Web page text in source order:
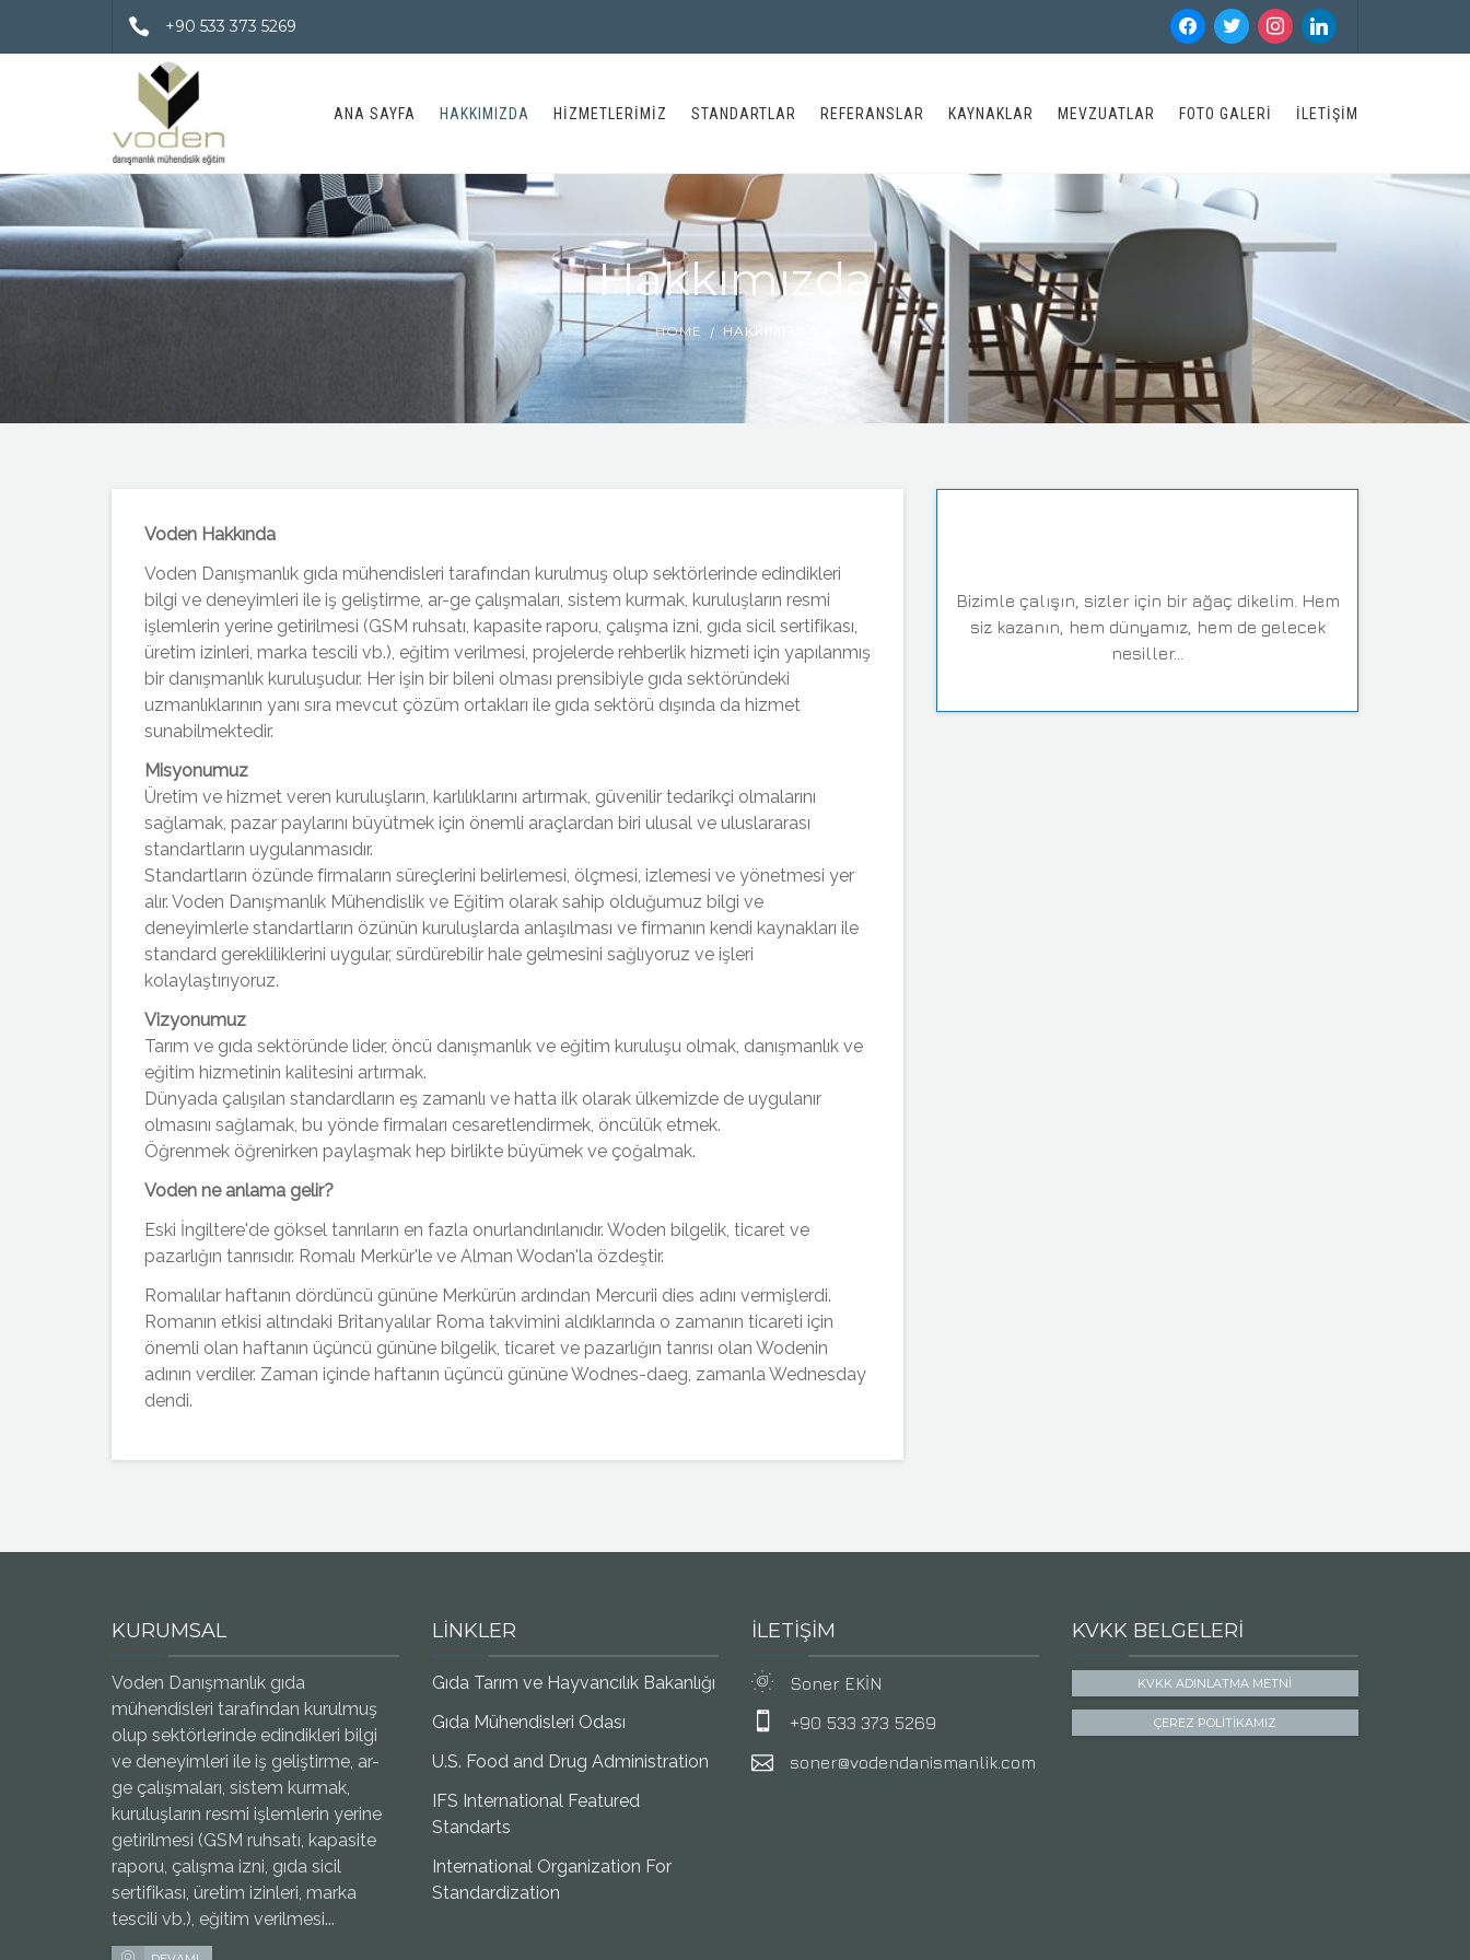
+90 533 373 5269
ANA SAYFA HAKKIMIZDA HIZMETLERIMIZ STANDARTLAR REFERANSLAR KAYNAKLAR MEVZUATLAR FOTO GALERI İLETIŞIM
Hakkımızda
HOME HAKKIMIZDA
Voden Hakkında
Voden Danışmanlık gıda mühendisleri tarafından kurulmuş olup sektörlerinde edindikleri
bilgi ve deneyimleri ile iş geliştirme, ar-ge çalışmaları, sistem kurmak, kuruluşların resmi
işlemlerin yerine getirilmesi (GSM ruhsatı, kapasite raporu, çalışma izni, gıda sicil sertifikası,
üretim izinleri, marka tescili vb.), eğitim verilmesi, projelerde rehberlik hizmeti için yapılanmış
bir danışmanlık kuruluşudur. Her işin bir bileni olması prensibiyle gıda sektöründeki
uzmanlıklarının yanı sıra mevcut çözüm ortakları ile gıda sektörü dışında da hizmet
sunabilmektedir.
Misyonumuz
Üretim ve hizmet veren kuruluşların, karlılıklarını artırmak, güvenilir tedarikçi olmalarını
sağlamak, pazar paylarını büyütmek için önemli araçlardan biri ulusal ve uluslararası
standartların uygulanmasıdır.
Standartların özünde firmaların süreçlerini belirlemesi, ölçmesi, izlemesi ve yönetmesi yer
alır. Voden Danışmanlık Mühendislik ve Eğitim olarak sahip olduğumuz bilgi ve
deneyimlerle standartların özünün kuruluşlarda anlaşılması ve firmanın kendi kaynakları ile
standard gerekliliklerini uygular, sürdürebilir hale gelmesini sağlıyoruz ve işleri
kolaylaştırıyoruz.
Vizyonumuz
Tarım ve gıda sektöründe lider, öncü danışmanlık ve eğitim kuruluşu olmak, danışmanlık ve
eğitim hizmetinin kalitesini artırmak.
Dünyada çalışılan standardların eş zamanlı ve hatta ilk olarak ülkemizde de uygulanır
olmasını sağlamak, bu yönde firmaları cesaretlendirmek, öncülük etmek.
Öğrenmek öğrenirken paylaşmak hep birlikte büyümek ve çoğalmak.
Voden ne anlama gelir?
Eski İngiltere'de göksel tanrıların en fazla onurlandırılanıdır. Woden bilgelik, ticaret ve
pazarlığın tanrısıdır. Romalı Merkür'le ve Alman Wodan'la özdeştir.
Romalılar haftanın dördüncü gününe Merkürün ardından Mercurii dies adını vermişlerdi.
Romanın etkisi altındaki Britanyalılar Roma takvimini aldıklarında o zamanın ticareti için
önemli olan haftanın üçüncü gününe bilgelik, ticaret ve pazarlığın tanrısı olan Wodenin
adının verdiler. Zaman içinde haftanın üçüncü gününe Wodnes-daeg, zamanla Wednesday
dendi.
Bizimle çalışın, sizler için bir ağaç dikelim. Hem
siz kazanın, hem dünyamız, hem de gelecek
nesiller...
KURUMSAL
Voden Danışmanlık gıda
mühendisleri tarafından kurulmuş
olup sektörlerinde edindikleri bilgi
ve deneyimleri ile iş geliştirme, ar-
ge çalışmaları, sistem kurmak,
kuruluşların resmi işlemlerin yerine
getirilmesi (GSM ruhsatı, kapasite
raporu, çalışma izni, gıda sicil
sertifikası, üretim izinleri, marka
tescili vb.), eğitim verilmesi...
LİNKLER
Gıda Tarım ve Hayvancılık Bakanlığı
Gıda Mühendisleri Odası
U.S. Food and Drug Administration
IFS International Featured
Standarts
International Organization For
Standardization
İLETİŞİM
Soner EKİN
+90 533 373 5269
soner@vodendanismanlik.com
KVKK BELGELERI
KVKK ADINLATMA METNI
ÇEREZ POLITIKAMIZ